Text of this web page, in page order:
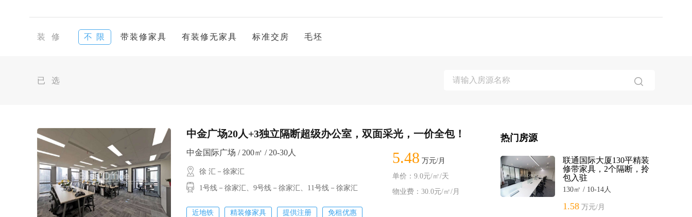
装 修 不 限 带装修家具 有装修无家具 标准交房 毛坯
已 选
中金广场20人+3独立隔断超级办公室，双面采光，一价全包！
中金国际广场 / 200㎡ / 20-30人
徐 汇－徐家汇
1号线－徐家汇、9号线－徐家汇、11号线－徐家汇
近地铁 精装修家具 提供注册 免租优惠
5.48 万元/月
单价：9.0元/㎡/天
物业费：30.0元/㎡/月
热门房源
联通国际大厦130平精装
修带家具，2个隔断，拎
包入驻
130㎡ / 10-14人
1.58 万元/月